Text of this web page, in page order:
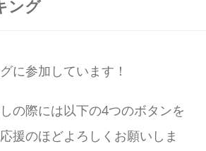
ング
に参加しています！
の際には以下の4つのボタンを
援のほどよろしくお願いしま